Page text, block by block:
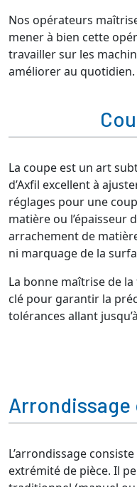
Nos opérateurs
mener à bien cette
travailler sur les
améliorer au quotidien.
La coupe est un art
d’Axfil excellent à
réglages pour une
matière ou l’épaisseur
arrachement de
ni marquage de la
La bonne maîtrise de
clé pour garantir la
tolérances allant
Arrondissage
L’arrondissage
extrémité de pièce. Il